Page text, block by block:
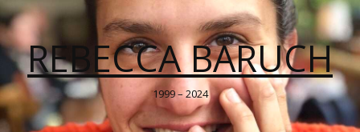
REBECCA BARUCH
1999 – 2024